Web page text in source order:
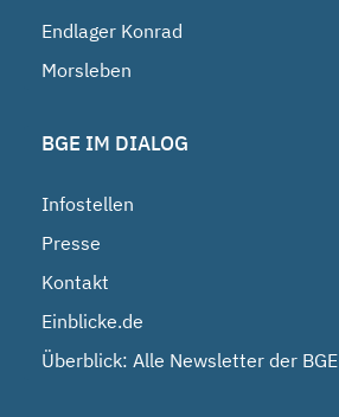
Endlager Konrad
Morsleben
BGE IM DIALOG
Infostellen
Presse
Kontakt
Einblicke.de
Überblick: Alle Newsletter der BGE